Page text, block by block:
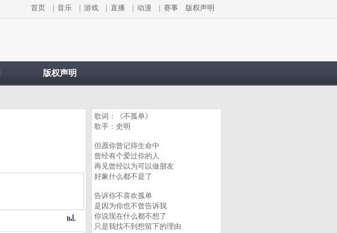
首页 音乐 游戏 直播 动漫 赛事 版权声明
版权声明
歌词：《不孤单》
歌手：史明
但愿你曾记得生命中
曾经有个爱过你的人
再见曾经以为可以做朋友
好象什么都不是了
告诉你不喜欢孤单
是因为你也不曾告诉我
你说现在什么都不想了
只是我找不到想留下的理由